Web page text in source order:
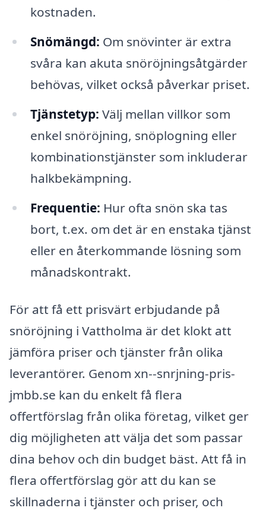
kostnaden.
Snömängd: Om snövinter är extra
svåra kan akuta snöröjningsåtgärder
behövas, vilket också påverkar priset.
Tjänstetyp: Välj mellan villkor som
enkel snöröjning, snöplogning eller
kombinationstjänster som inkluderar
halkbekämpning.
Frequentie: Hur ofta snön ska tas
bort, t.ex. om det är en enstaka tjänst
eller en återkommande lösning som
månadskontrakt.
För att få ett prisvärt erbjudande på
snöröjning i Vattholma är det klokt att
jämföra priser och tjänster från olika
leverantörer. Genom xn--snrjning-pris-
jmbb.se kan du enkelt få flera
offertförslag från olika företag, vilket ger
dig möjligheten att välja det som passar
dina behov och din budget bäst. Att få in
flera offertförslag gör att du kan se
skillnaderna i tjänster och priser, och